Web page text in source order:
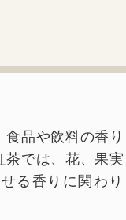
食品や飲料の香
茶では、花、果
る香りに関わ